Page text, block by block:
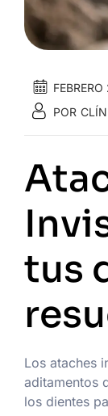
POR
tus
Los ataches
aditamentos
los dientes